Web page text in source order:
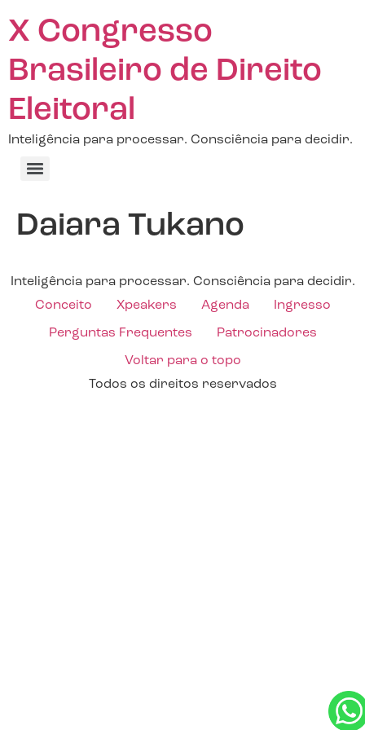
X Congresso
Brasileiro de Direito
Eleitoral
Inteligência para processar. Consciência para decidir.
Daiara Tukano
Inteligência para processar. Consciência para decidir.
Conceito
Xpeakers Agenda Ingresso
Perguntas Frequentes Patrocinadores
Voltar para o topo
Todos os direitos reservados